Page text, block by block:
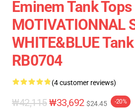
Eminem Tank
MOTIVATIONNAL
WHITE&BLUE
RB0704
(4 customer reviews)
₩42,115₩33,692 $24.45 -20%